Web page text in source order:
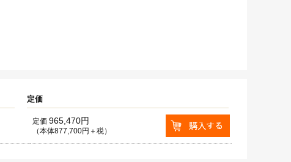
定価
定価 965,470円
（本体877,700円＋税）